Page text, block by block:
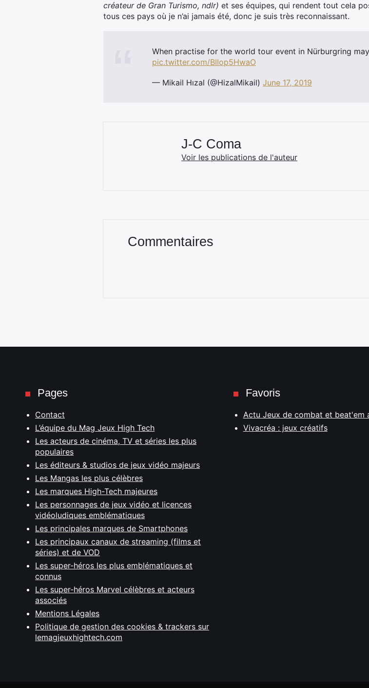
créateur de Gran Turismo, ndlr) et ses équipes, qui rendent tout cela
tous ces pays où je n’ai jamais été, donc je suis très reconnaissant.
When practise for the world tour event in Nürburgring
pic.twitter.com/BIIop5HwaO
— Mikail Hızal (@HizalMikail) June 17, 2019
J-C Coma
Voir les publications de l'auteur
Commentaires
Pages
Contact
L’équipe du Mag Jeux High Tech
Les acteurs de cinéma, TV et séries les plus
populaires
Les éditeurs & studios de jeux vidéo majeurs
Les Mangas les plus célèbres
Les marques High-Tech majeures
Les personnages de jeux vidéo et licences
vidéoludiques emblématiques
Les principales marques de Smartphones
Les principaux canaux de streaming (films et
séries) et de VOD
Les super-héros les plus emblématiques et
connus
Les super-héros Marvel célèbres et acteurs
associés
Mentions Légales
Politique de gestion des cookies & trackers sur
lemagjeuxhightech.com
Favoris
Actu Jeux de combat et beat'em
Vivacréa : jeux créatifs